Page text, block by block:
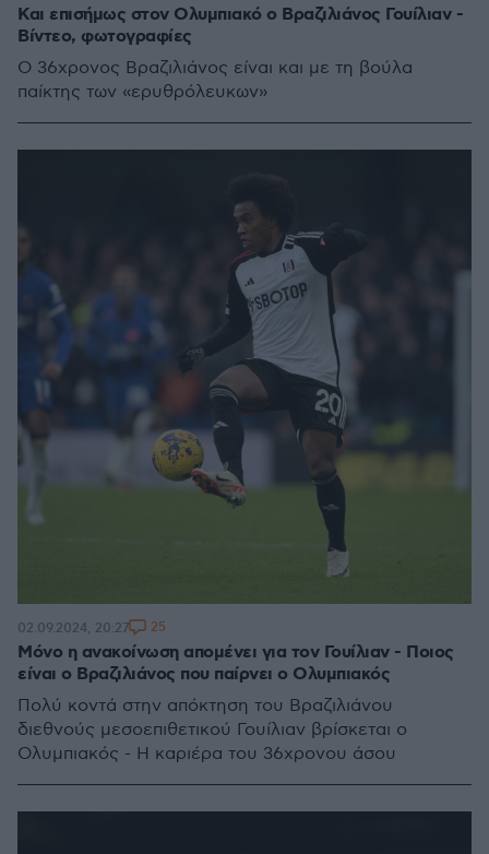
Και επισήμως στον Ολυμπιακό ο Βραζιλιάνος Γουίλιαν -
Βίντεο, φωτογραφίες
Ο 36χρονος Βραζιλιάνος είναι και με τη βούλα
παίκτης των «ερυθρόλευκων»
Μόνο η ανακοίνωση απομένει για τον Γουίλιαν - Ποιος
είναι ο Βραζιλιάνος που παίρνει ο Ολυμπιακός
Πολύ κοντά στην απόκτηση του Βραζιλιάνου
διεθνούς μεσοεπιθετικού Γουίλιαν βρίσκεται ο
Ολυμπιακός - Η καριέρα του 36χρονου άσου
02.09.2024, 20:27 25